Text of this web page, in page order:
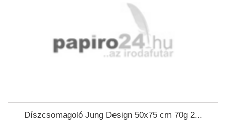
Díszcsomagoló Jung Design 50x75 cm 70g 2...